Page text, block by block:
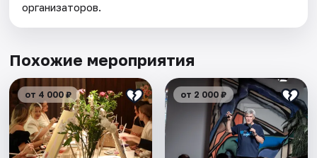
организаторов.
Похожие мероприятия
от 4 000 ₽ от 2 000 ₽